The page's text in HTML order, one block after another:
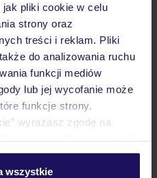
pliki cookie w celu
strony oraz
treści i reklam. Pliki
do analizowania ruchu
funkcji mediów
lub jej wycofanie może
funkcje strony.
wyrażasz zgodę na
w zakładkę
wszystkie